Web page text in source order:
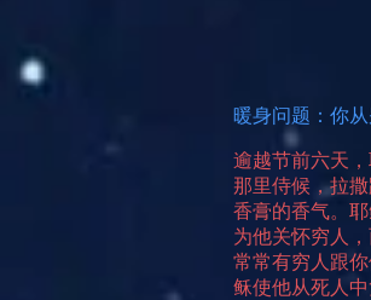
暖身问题：你
逾越节前六天
那里侍候，拉
香膏的香气。
为他关怀穷人
常常有穷人跟
稣使他从死人